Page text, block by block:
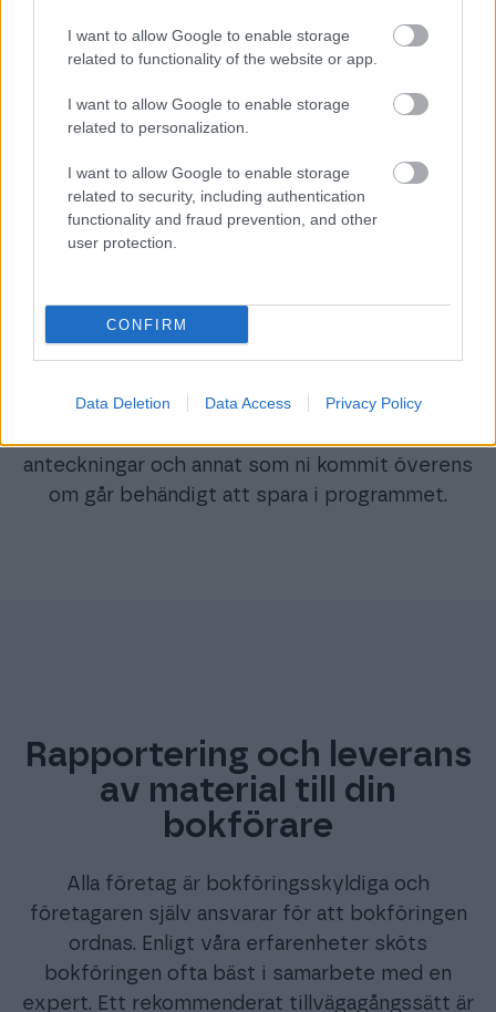
I want to allow Google to enable storage
related to functionality of the website or app.
I want to allow Google to enable storage
related to personalization.
I want to allow Google to enable storage
related to security, including authentication
functionality and fraud prevention, and other
user protection.
CONFIRM
Data Deletion Data Access Privacy Policy
över dina kunders köp, kontakten mellan dig och
dina kunder eller annan information om
kundförhållandet såsom saker som du lovat
dem?
I en kalender?
I e-posten?
I din anteckningsbok?
Från och med nu finns all information om
Finago Isolta. Varför? För att där redan finns
anteckningar och annat som ni kommit överens
om går behändigt att spara i programmet.
Rapportering och leverans
av material till din
bokförare
Alla företag är bokföringsskyldiga och
företagaren själv ansvarar för att bokföringen
ordnas. Enligt våra erfarenheter sköts
bokföringen ofta bäst i samarbete med en
expert. Ett rekommenderat tillvägagångssätt är